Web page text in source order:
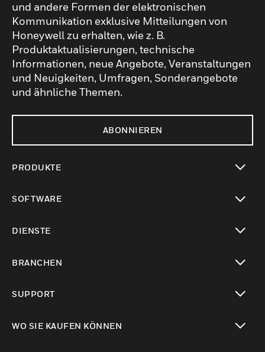
und andere Formen der elektronischen
Kommunikation exklusive Mitteilungen von
Honeywell zu erhalten, wie z. B.
Produktaktualisierungen, technische
Informationen, neue Angebote, Veranstaltungen
und Neuigkeiten, Umfragen, Sonderangebote
und ähnliche Themen.
ABONNIEREN
PRODUKTE
SOFTWARE
DIENSTE
BRANCHEN
SUPPORT
WO SIE KAUFEN KÖNNEN